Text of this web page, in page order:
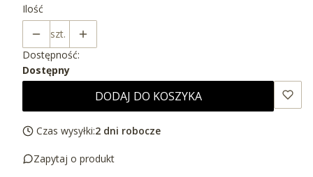
Ilość
szt.
Dostępność:
Dostępny
DODAJ DO KOSZYKA
Czas wysyłki:2 dni robocze
Zapytaj o produkt